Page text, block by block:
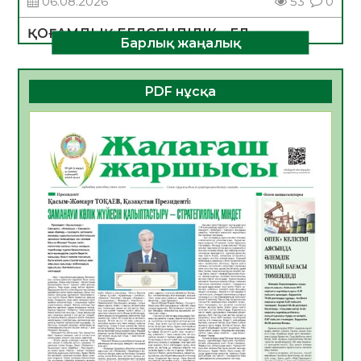
ҚОҒАМДЫҚ БЕЛСЕНДІЛІК – ЕЛ
ДАМУЫНЫҢ НЕГІЗІ
06.08.2026
51 0
ҚҰРЫЛТАЙ САЙЛАУЫ – БОЛАШАҚҚА
БАСТАР ЖАУАПТЫ ТАҢДАУ
06.08.2026
Инфекциялық ауруларға қарсы иммундау
жұмыстарының тиімділігі
06.08.2026
55
Көкжөтел ауруы туралы
06.08.2026
53
АПВ вакцинасы туралы мәлімет
06.08.2026
52
Open Air: Қызылорда облысы полиция
Барлық жаңалық
PDF нұсқа